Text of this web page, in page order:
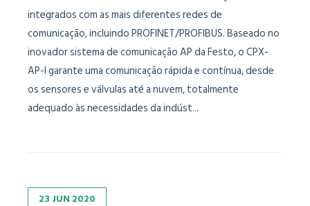
integrados com as mais diferentes redes de
comunicação, incluindo PROFINET/PROFIBUS. Baseado no
inovador sistema de comunicação AP da Festo, o CPX-
AP-I garante uma comunicação rápida e contínua, desde
os sensores e válvulas até a nuvem, totalmente
adequado às necessidades da indúst...
23 JUN 2020